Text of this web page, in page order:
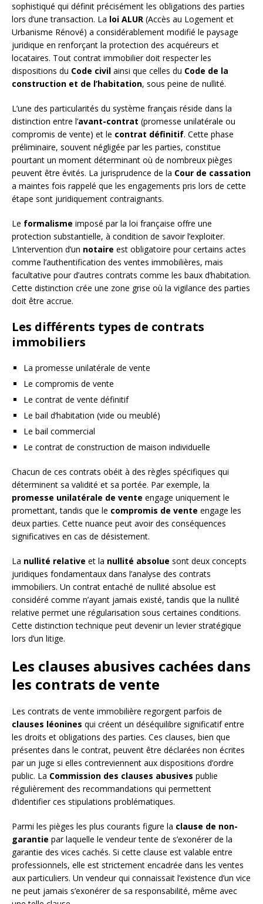
sophistiqué qui définit précisément les obligations des parties
lors d’une transaction. La loi ALUR (Accès au Logement et
Urbanisme Rénové) a considérablement modifié le paysage
juridique en renforçant la protection des acquéreurs et
locataires. Tout contrat immobilier doit respecter les
dispositions du Code civil ainsi que celles du Code de la
construction et de l’habitation, sous peine de nullité.
L’une des particularités du système français réside dans la
distinction entre l’avant-contrat (promesse unilatérale ou
compromis de vente) et le contrat définitif. Cette phase
préliminaire, souvent négligée par les parties, constitue
pourtant un moment déterminant où de nombreux pièges
peuvent être évités. La jurisprudence de la Cour de cassation
a maintes fois rappelé que les engagements pris lors de cette
étape sont juridiquement contraignants.
Le formalisme imposé par la loi française offre une
protection substantielle, à condition de savoir l’exploiter.
L’intervention d’un notaire est obligatoire pour certains actes
comme l’authentification des ventes immobilières, mais
facultative pour d’autres contrats comme les baux d’habitation.
Cette distinction crée une zone grise où la vigilance des parties
doit être accrue.
Les différents types de contrats
immobiliers
La promesse unilatérale de vente
Le compromis de vente
Le contrat de vente définitif
Le bail d’habitation (vide ou meublé)
Le bail commercial
Le contrat de construction de maison individuelle
Chacun de ces contrats obéit à des règles spécifiques qui
déterminent sa validité et sa portée. Par exemple, la
promesse unilatérale de vente engage uniquement le
promettant, tandis que le compromis de vente engage les
deux parties. Cette nuance peut avoir des conséquences
significatives en cas de désistement.
La nullité relative et la nullité absolue sont deux concepts
juridiques fondamentaux dans l’analyse des contrats
immobiliers. Un contrat entaché de nullité absolue est
considéré comme n’ayant jamais existé, tandis que la nullité
relative permet une régularisation sous certaines conditions.
Cette distinction technique peut devenir un levier stratégique
lors d’un litige.
Les clauses abusives cachées dans
les contrats de vente
Les contrats de vente immobilière regorgent parfois de
clauses léonines qui créent un déséquilibre significatif entre
les droits et obligations des parties. Ces clauses, bien que
présentes dans le contrat, peuvent être déclarées non écrites
par un juge si elles contreviennent aux dispositions d’ordre
public. La Commission des clauses abusives publie
régulièrement des recommandations qui permettent
d’identifier ces stipulations problématiques.
Parmi les pièges les plus courants figure la clause de non-
garantie par laquelle le vendeur tente de s’exonérer de la
garantie des vices cachés. Si cette clause est valable entre
professionnels, elle est strictement encadrée dans les ventes
aux particuliers. Un vendeur qui connaissait l’existence d’un vice
ne peut jamais s’exonérer de sa responsabilité, même avec